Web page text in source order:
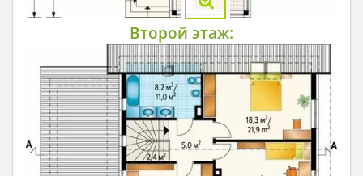
Второй этаж: